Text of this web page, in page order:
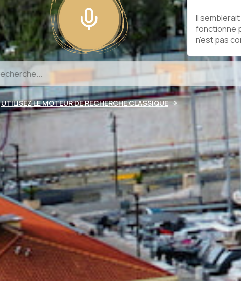
Il
fonctionne
n'est pas
UTILISEZ LE MOTEUR DE RECHERCHE CLASSIQUE